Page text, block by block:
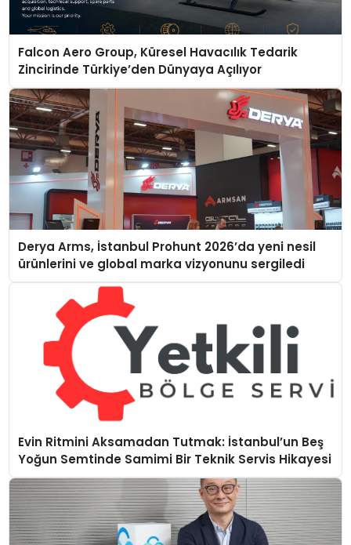
Falcon Aero Group, Küresel Havacılık Tedarik
Zincirinde Türkiye’den Dünyaya Açılıyor
Derya Arms, İstanbul Prohunt 2026’da yeni nesil
ürünlerini ve global marka vizyonunu sergiledi
Evin Ritmini Aksamadan Tutmak: İstanbul’un Beş
Yoğun Semtinde Samimi Bir Teknik Servis Hikayesi